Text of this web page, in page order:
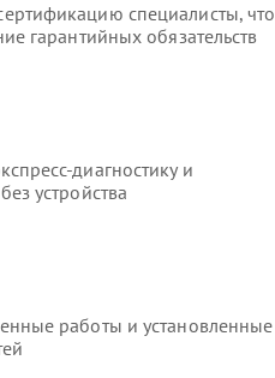
специалисты, что
гарантийных обязательств
диагностику и
устройства
работы и установленные